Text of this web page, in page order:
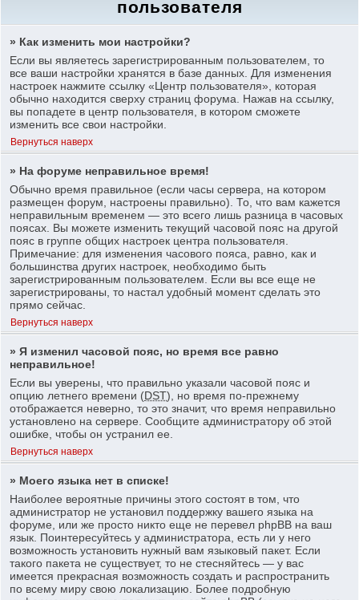
пользователя
» Как изменить мои настройки?
Если вы являетесь зарегистрированным пользователем, то
все ваши настройки хранятся в базе данных. Для изменения
настроек нажмите ссылку «Центр пользователя», которая
обычно находится сверху страниц форума. Нажав на ссылку,
вы попадете в центр пользователя, в котором сможете
изменить все свои настройки.
Вернуться наверх
» На форуме неправильное время!
Обычно время правильное (если часы сервера, на котором
размещен форум, настроены правильно). То, что вам кажется
неправильным временем — это всего лишь разница в часовых
поясах. Вы можете изменить текущий часовой пояс на другой
пояс в группе общих настроек центра пользователя.
Примечание: для изменения часового пояса, равно, как и
большинства других настроек, необходимо быть
зарегистрированным пользователем. Если вы все еще не
зарегистрированы, то настал удобный момент сделать это
прямо сейчас.
Вернуться наверх
» Я изменил часовой пояс, но время все равно
неправильное!
Если вы уверены, что правильно указали часовой пояс и
опцию летнего времени (DST), но время по-прежнему
отображается неверно, то это значит, что время неправильно
установлено на сервере. Сообщите администратору об этой
ошибке, чтобы он устранил ее.
Вернуться наверх
» Моего языка нет в списке!
Наиболее вероятные причины этого состоят в том, что
администратор не установил поддержку вашего языка на
форуме, или же просто никто еще не перевел phpBB на ваш
язык. Поинтересуйтесь у администратора, есть ли у него
возможность установить нужный вам языковый пакет. Если
такого пакета не существует, то не стесняйтесь — у вас
имеется прекрасная возможность создать и распространить
по всему миру свою локализацию. Более подробную